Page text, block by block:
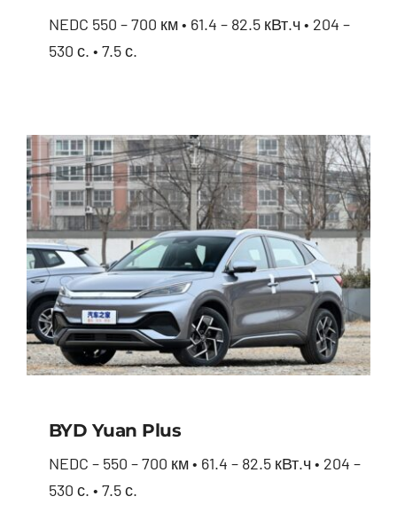
NEDC 550 – 700 км • 61.4 – 82.5 кВт.ч • 204 –
530 с. • 7.5 с.
BYD Yuan Plus
NEDC – 550 – 700 км • 61.4 – 82.5 кВт.ч • 204 –
530 с. • 7.5 с.